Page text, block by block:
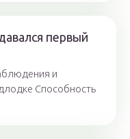
первый
и
Способность